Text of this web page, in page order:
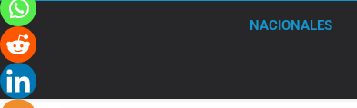
NACIONALES